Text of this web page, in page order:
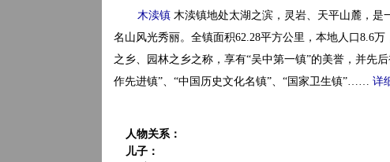
木渎镇木渎镇地处太湖之滨，灵岩、天平山麓，是
名山风光秀丽。全镇面积62.28平方公里，本地人口8.6
之乡、园林之乡之称，享有“吴中第一镇”的美誉，并先
作先进镇”、“中国历史文化名镇”、“国家卫生镇”…… 详
人物关系：
儿子：